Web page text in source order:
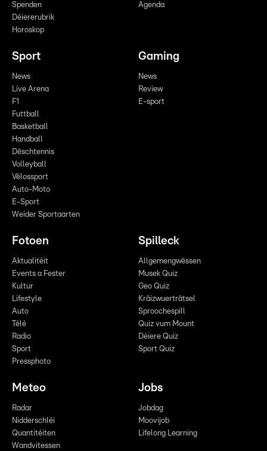
Spenden
Déiererubrik
Horoskop
Agenda
Sport
News
Live Arena
F1
Futtball
Basketball
Handball
Dëschtennis
Volleyball
Vëlossport
Auto-Moto
E-Sport
Weider Sportaarten
Gaming
News
Review
E-sport
Fotoen
Aktualitéit
Events a Fester
Kultur
Lifestyle
Auto
Télé
Radio
Sport
Pressphoto
Spilleck
Allgemengwëssen
Musek Quiz
Geo Quiz
Kräizwuerträtsel
Sproochespill
Quiz vum Mount
Déiere Quiz
Sport Quiz
Meteo
Radar
Nidderschléi
Quantitéiten
Wandvitessen
Jobs
Jobdag
Moovijob
Lifelong Learning